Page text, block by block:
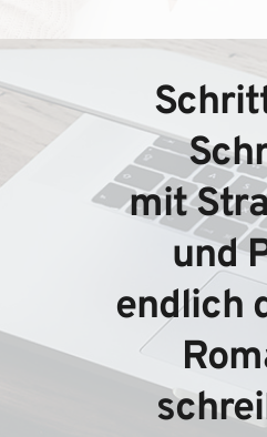
mit
und
endlich